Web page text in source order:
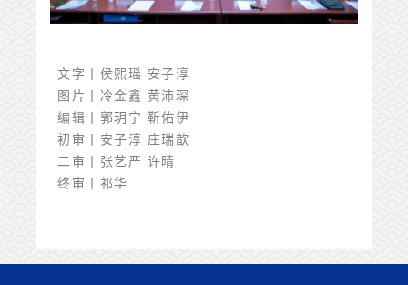
文字
侯熙瑶 安子淳
图片丨冷金鑫 黄沛琛
编辑丨郭玥宁 靳佑伊
初审丨安子淳 庄瑞歆
二审丨张艺严 许晴
终审丨祁华